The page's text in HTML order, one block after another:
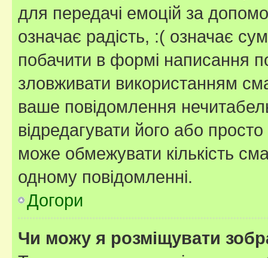
для передачі емоцій за
означає радість, :( означає
побачити в формі написання
зловживати використанням
ваше повідомлення
відредагувати його або
може обмежувати кількість
одному повідомленні.
Догори
Чи можу я розміщувати